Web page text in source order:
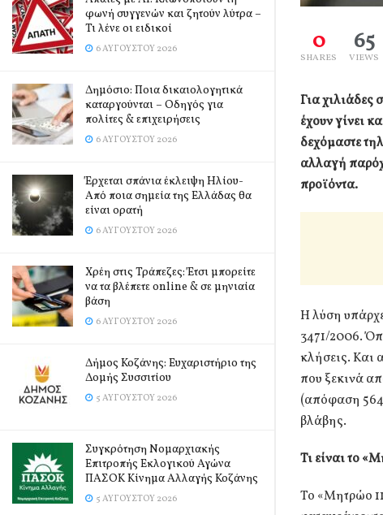
φωνή συγγενών και ζητούν λύτρα –
Τι λένε οι ειδικοί
6 ΑΥΓΟΎΣΤΟΥ 2026
Δημόσιο: Ποια δικαιολογητικά
καταργούνται – Οδηγός για
πολίτες & επιχειρήσεις
6 ΑΥΓΟΎΣΤΟΥ 2026
Έρχεται σπάνια έκλειψη Ηλίου-
Από ποια σημεία της Ελλάδας θα
είναι ορατή
6 ΑΥΓΟΎΣΤΟΥ 2026
Χρέη στις Τράπεζες: Έτσι μπορείτε
να τα βλέπετε online & σε μηνιαία
βάση
6 ΑΥΓΟΎΣΤΟΥ 2026
Δήμος Κοζάνης: Ευχαριστήριο της
Δομής Συσσιτίου
5 ΑΥΓΟΎΣΤΟΥ 2026
Συγκρότηση Νομαρχιακής
Επιτροπής Εκλογικού Αγώνα
ΠΑΣΟΚ Κίνημα Αλλαγής Κοζάνης
5 ΑΥΓΟΎΣΤΟΥ 2026
0
SHARES
65
VIEWS
Για χιλιάδες
έχουν γίνει
δεχόμαστε
αλλαγή
προϊόντα.
Η λύση
3471/2006.
κλήσεις. Και
που ξεκινά
(απόφαση
βλάβης.
Τι είναι το
Το «Μητρώο